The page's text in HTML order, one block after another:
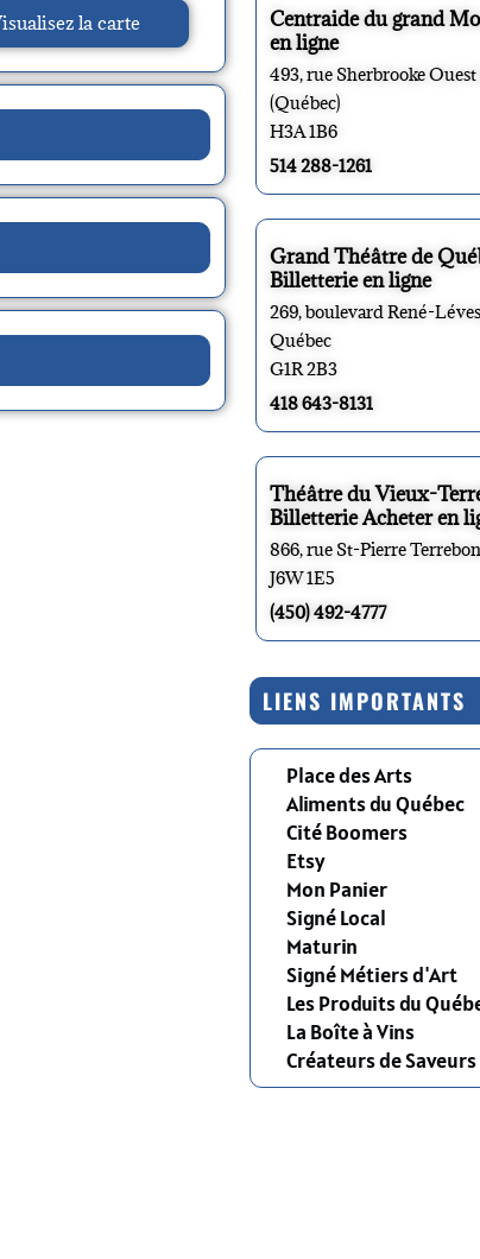
la carte
Centraide du grand
en ligne
493, rue Sherbrooke
(Québec)
H3A 1B6
514 288-1261
Grand Théâtre de
Billetterie en ligne
269, boulevard René-
Québec
G1R 2B3
418 643-8131
Théâtre du Vieux-
Billetterie Acheter en
866, rue St-Pierre
J6W 1E5
(450) 492-4777
LIENS IMPORTANTS
Place des Arts
Aliments du Québec
Cité Boomers
Etsy
Mon Panier
Signé Local
Maturin
Signé Métiers d'Art
Les Produits du
La Boîte à Vins
Créateurs de Saveurs